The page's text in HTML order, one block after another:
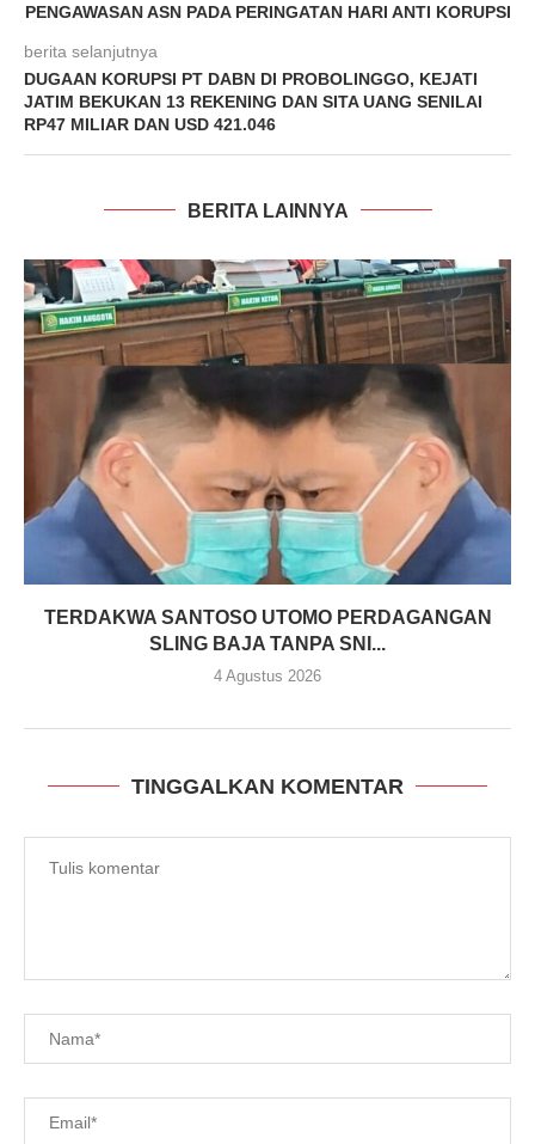
PENGAWASAN ASN PADA PERINGATAN HARI ANTI KORUPSI
berita selanjutnya
DUGAAN KORUPSI PT DABN DI PROBOLINGGO, KEJATI
JATIM BEKUKAN 13 REKENING DAN SITA UANG SENILAI
RP47 MILIAR DAN USD 421.046
BERITA LAINNYA
TERDAKWA SANTOSO UTOMO PERDAGANGAN
SLING BAJA TANPA SNI...
4 Agustus 2026
TINGGALKAN KOMENTAR